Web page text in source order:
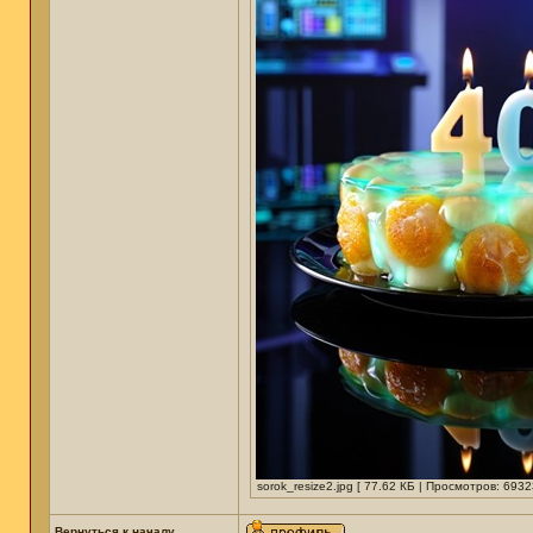
sorok_resize2.jpg [ 77.62 КБ | Просмотров: